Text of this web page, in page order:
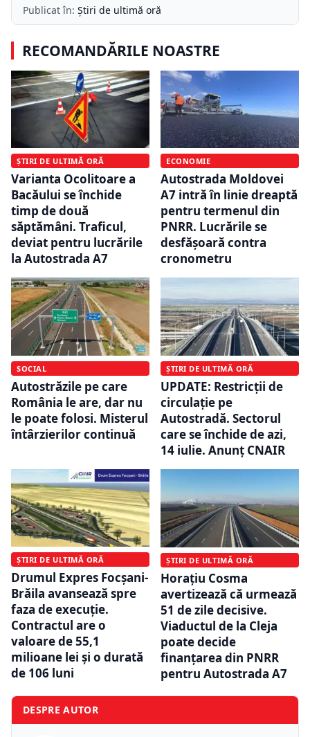
Publicat în: Știri de ultimă oră
RECOMANDĂRILE NOASTRE
ȘTIRI DE ULTIMĂ ORĂ
Varianta Ocolitoare a
Bacăului se închide
timp de două
săptămâni. Traficul,
deviat pentru lucrările
la Autostrada A7
ECONOMIE
Autostrada Moldovei
A7 intră în linie dreaptă
pentru termenul din
PNRR. Lucrările se
desfășoară contra
cronometru
SOCIAL
Autostrăzile pe care
România le are, dar nu
le poate folosi. Misterul
întârzierilor continuă
ȘTIRI DE ULTIMĂ ORĂ
UPDATE: Restricții de
circulație pe
Autostradă. Sectorul
care se închide de azi,
14 iulie. Anunț CNAIR
ȘTIRI DE ULTIMĂ ORĂ
Drumul Expres Focșani-
Brăila avansează spre
faza de execuție.
Contractul are o
valoare de 55,1
milioane lei și o durată
de 106 luni
ȘTIRI DE ULTIMĂ ORĂ
Horațiu Cosma
avertizează că urmează
51 de zile decisive.
Viaductul de la Cleja
poate decide
finanțarea din PNRR
pentru Autostrada A7
DESPRE AUTOR